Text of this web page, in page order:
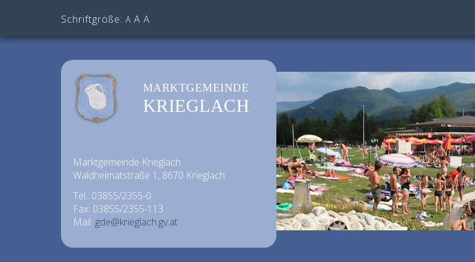
Schriftgröße: A A A
MARKTGEMEINDE
KRIEGLACH
Marktgemeinde Krieglach
Waldheimatstraße 1, 8670 Krieglach
Tel.: 03855/2355-0
Fax: 03855/2355-113
Mail: gde@krieglach.gv.at